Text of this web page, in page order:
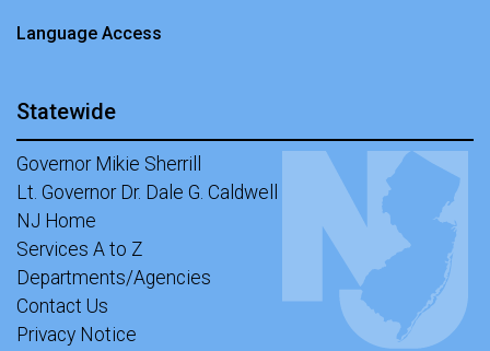
Language Access
Statewide
Governor Mikie Sherrill
Lt. Governor Dr. Dale G. Caldwell
NJ Home
Services A to Z
Departments/Agencies
Contact Us
Privacy Notice